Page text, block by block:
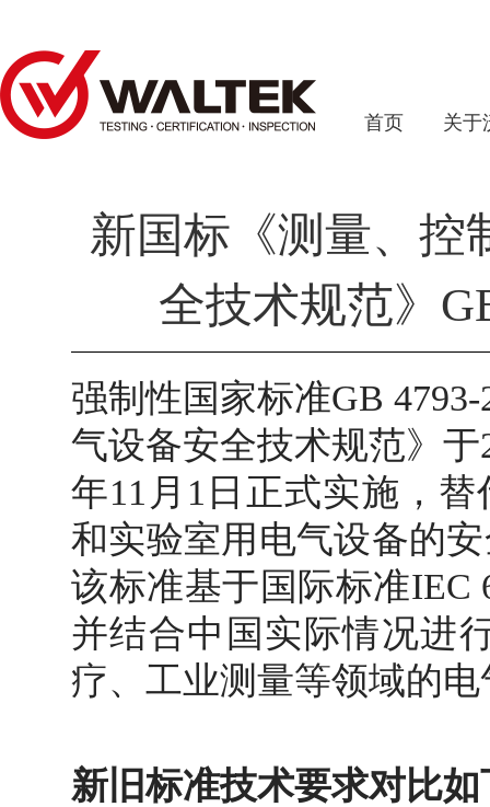
首页 关于
新国标《测量、控
全技术规范》
强制性国家标准GB
气设备安全技术规范》于
年11月1日正式实施，替
和实验室用电气设备的
该标准基于国际标准IEC
并结合中国实际情况进
疗、工业测量等领域的
新旧标准技术要求对比如